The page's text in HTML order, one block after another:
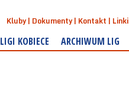
Kluby Dokumenty Kontakt Linki
LIGI KOBIECE ARCHIWUM LIG